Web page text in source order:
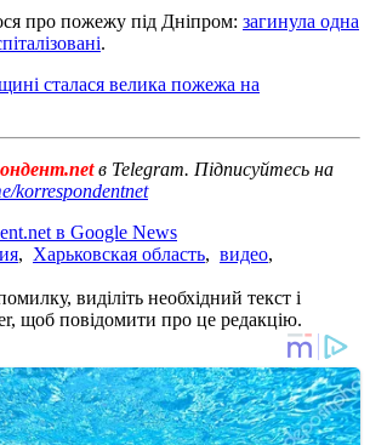
про пожежу під Дніпром: загинула одна
.
сталася велика пожежа на
в Telegram. Підписуйтесь на
korrespondentnet
в Google News
, Харьковская область, видео,
виділіть необхідний текст і
щоб повідомити про це редакцію.